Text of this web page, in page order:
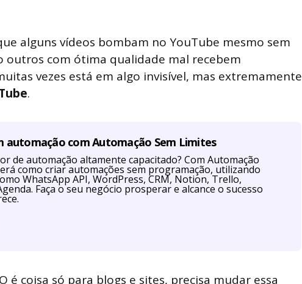
alguns vídeos bombam no YouTube mesmo sem
com ótima qualidade mal recebem
vezes está em algo invisível, mas extremamente
.
automação com Automação Sem Limites
de automação altamente capacitado? Com Automação
como criar automações sem programação, utilizando
WhatsApp API, WordPress, CRM, Notion, Trello,
Faça o seu negócio prosperar e alcance o sucesso
é coisa só para blogs e sites, precisa mudar essa